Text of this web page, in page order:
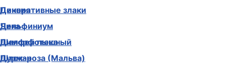
Декоративные злаки
Дельфиниум
Диморфотека
Дурман
Цинния
Чина
Шалфей пышный
Шток-роза (Мальва)